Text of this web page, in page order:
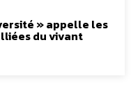
» appelle les
du vivant